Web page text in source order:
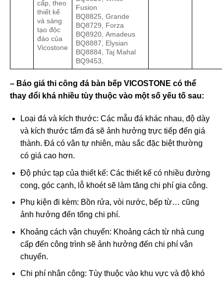
cấp, theo
thiết kế
và sáng
tạo độc
đáo của
Vicostone
Fusion
BQ8825, Grande
BQ8729, Forza
BQ8920, Amadeus
BQ8887, Elysian
BQ8884, Taj Mahal
BQ9453,
– Báo giá thi công đá bàn bếp VICOSTONE có thể
thay đổi khá nhiều tùy thuộc vào một số yếu tố sau:
Loại đá và kích thước: Các mẫu đá khác nhau, độ dày
và kích thước tấm đá sẽ ảnh hưởng trực tiếp đến giá
thành. Đá có vân tự nhiên, màu sắc đặc biệt thường
có giá cao hơn.
Độ phức tạp của thiết kế: Các thiết kế có nhiều đường
cong, góc cạnh, lỗ khoét sẽ làm tăng chi phí gia công.
Phụ kiện đi kèm: Bồn rửa, vòi nước, bếp từ… cũng
ảnh hưởng đến tổng chi phí.
Khoảng cách vận chuyển: Khoảng cách từ nhà cung
cấp đến công trình sẽ ảnh hưởng đến chi phí vận
chuyển.
Chi phí nhân công: Tùy thuộc vào khu vực và độ khó